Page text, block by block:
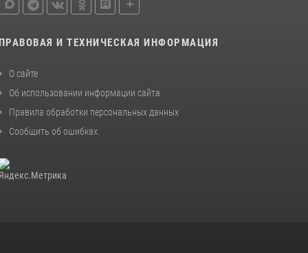
ПРАВОВАЯ И ТЕХНИЧЕСКАЯ ИНФОРМАЦИЯ
О сайте
Об использовании информации сайта
Правила обработки персональных данных
Сообщить об ошибках.